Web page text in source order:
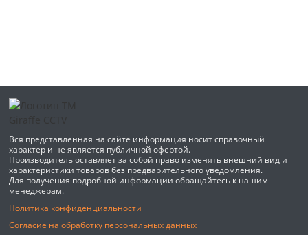
Вся представленная на сайте информация носит справочный
характер и не является публичной офертой.
Производитель оставляет за собой право изменять внешний вид и
характеристики товаров без предварительного уведомления.
Для получения подробной информации обращайтесь к нашим
менеджерам.
Политика конфиденциальности
Согласие на обработку персональных данных